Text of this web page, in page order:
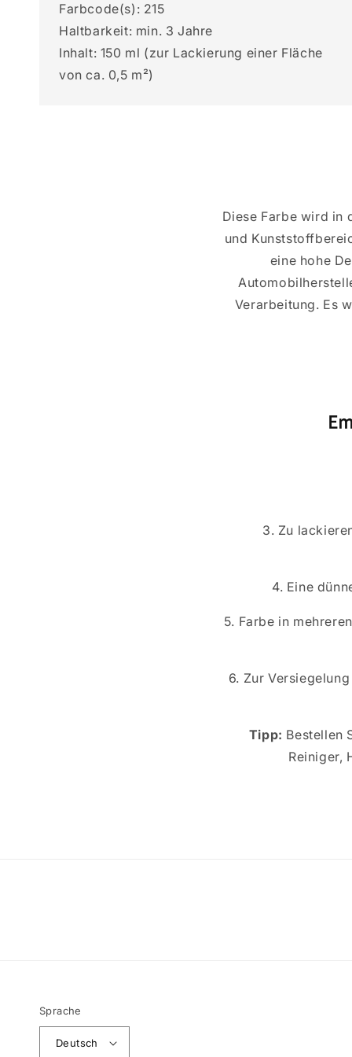
Farbcode(s): 215
Haltbarkeit: min. 3 Jahre
Inhalt: 150 ml (zur Lackierung einer Fläche
von ca. 0,5 m²)
Diese Farbe wird in
und
eine hohe
Verarbeitung. Es
3. Zu
4. Eine
5. Farbe in
6. Zur
Tipp: Bestellen
Reiniger,
Sprache
Deutsch